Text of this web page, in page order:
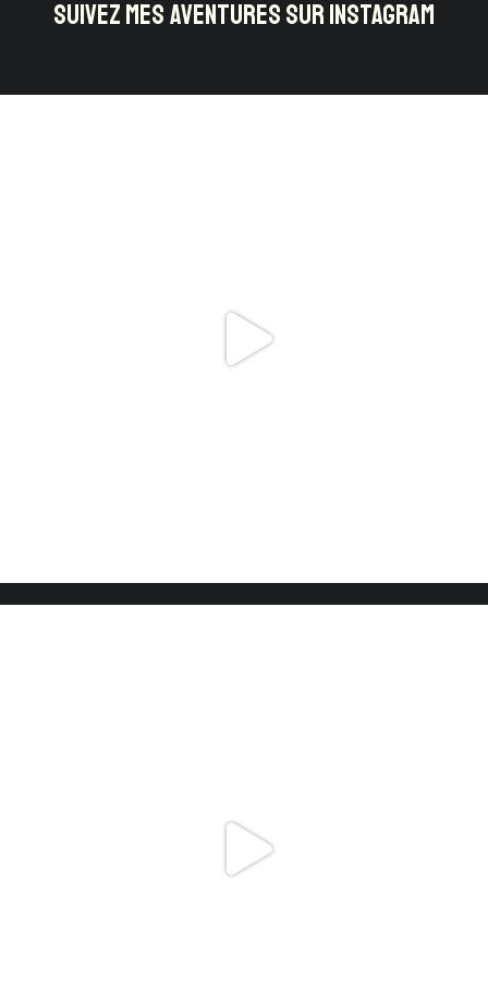
SUIVEZ MES AVENTURES SUR INSTAGRAM